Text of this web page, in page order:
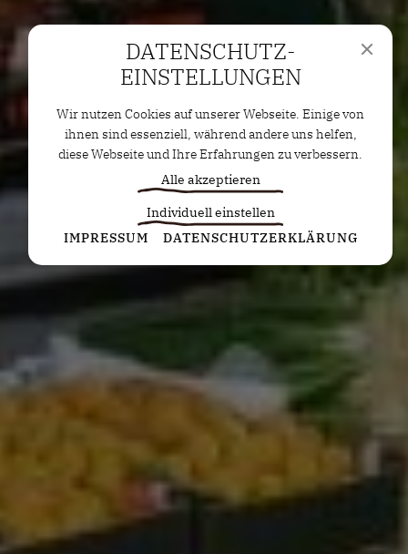
DATENSCHUTZ­
EINSTELLUNGEN
Wir nutzen Cookies auf unserer Webseite. Einige von
ihnen sind essenziell, während andere uns helfen,
diese Webseite und Ihre Erfahrungen zu verbessern.
Alle akzeptieren
Individuell einstellen
Statistiken
Diese Cookies erfassen anonyme Statistiken. Diese
Informationen helfen uns zu verstehen, wie wir
unsere Website noch weiter optimieren können.
Google Analytics
Marketing
Marketing Cookies werden von Drittanbietern oder
Publishern verwendet, um personalisierte
Werbung anzuzeigen. Sie tun dies, indem sie
Google Tag Manager
IMPRESSUM DATENSCHUTZERKLÄRUNG